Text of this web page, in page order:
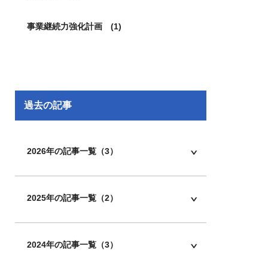
事業継続力強化計画 (1)
過去の記事
2026年の記事一覧（3）
2025年の記事一覧（2）
2024年の記事一覧（3）